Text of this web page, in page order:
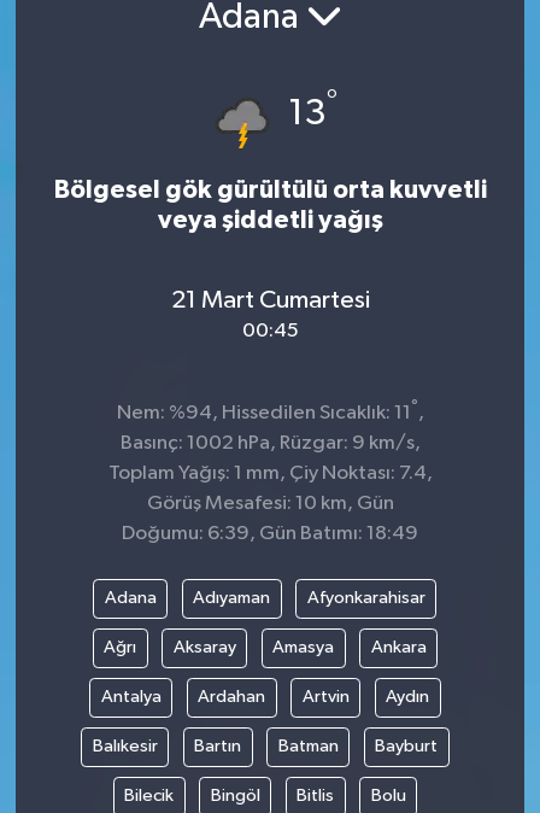
Adana
13°
Bölgesel gök gürültülü orta kuvvetli
veya şiddetli yağış
21 Mart Cumartesi
00:45
Nem: %94, Hissedilen Sıcaklık: 11 ° ,
Basınç: 1002 hPa, Rüzgar: 9 km/s,
Toplam Yağış: 1 mm, Çiy Noktası: 7.4,
Görüş Mesafesi: 10 km, Gün
Doğumu: 6:39, Gün Batımı: 18:49
Adana Adıyaman Afyonkarahisar
Ağrı Aksaray Amasya Ankara
Antalya Ardahan Artvin Aydın
Balıkesir Bartın Batman Bayburt
Bilecik Bingöl Bitlis Bolu